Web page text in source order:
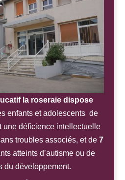
la roseraie dispose
enfants et adolescents de
une déficience intellectuelle
troubles associés, et de 7
atteints d’autisme ou de
du développement.